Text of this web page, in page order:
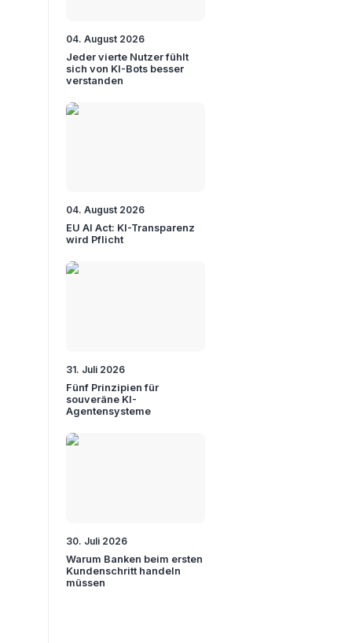
04. August 2026
Jeder vierte Nutzer fühlt
sich von KI-Bots besser
verstanden
04. August 2026
EU AI Act: KI-Transparenz
wird Pflicht
31. Juli 2026
Fünf Prinzipien für
souveräne KI-
Agentensysteme
30. Juli 2026
Warum Banken beim ersten
Kundenschritt handeln
müssen